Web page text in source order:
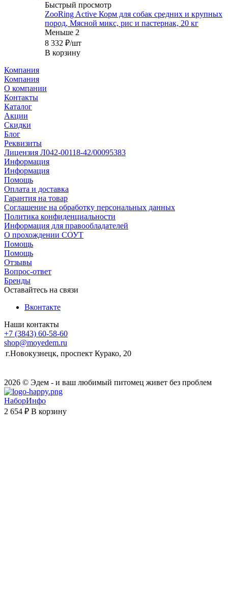
Быстрый просмотр
ZooRing Active Корм для собак средних и крупных
пород, Мясной микс, рис и пастернак, 20 кг
Меньше 2
8 332 ₽/шт
В корзину
Компания
Компания
О компании
Контакты
Каталог
Акции
Скидки
Блог
Реквизиты
Лицензия Л042-00118-42/00095383
Информация
Информация
Помощь
Оплата и доставка
Гарантия на товар
Соглашение на обработку персональных данных
Политика конфиденциальности
Информация для правообладателей
О прохождении СОУТ
Помощь
Помощь
Отзывы
Вопрос-ответ
Бренды
Оставайтесь на связи
Вконтакте
Наши контакты
+7 (3843) 60-58-60
shop@moyedem.ru
г.Новокузнецк, проспект Курако, 20
2026 © Эдем - и ваш любимый питомец живет без проблем
НаборИнфо
2 654 ₽ В корзину